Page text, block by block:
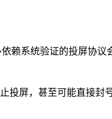
赖系统验证的投屏协
投屏，甚至可能直接